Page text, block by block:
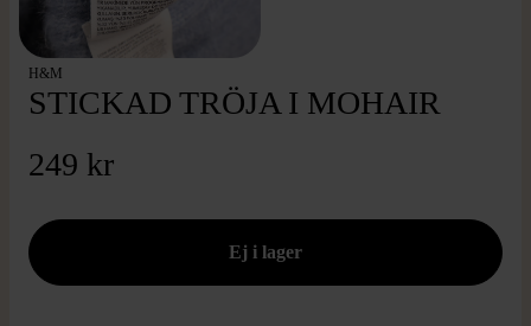
H&M
STICKAD TRÖJA I MOHAIR
249 kr